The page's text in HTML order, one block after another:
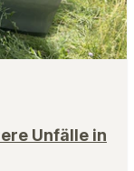
Unfälle in